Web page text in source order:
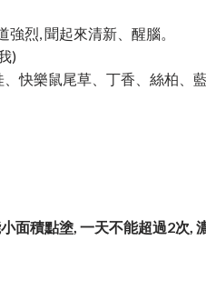
烈, 聞起來清新、醒腦。
)
快樂鼠尾草、丁香、絲柏、
面積點塗, 一天不能超過2次